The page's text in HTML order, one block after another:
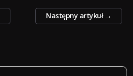
Następny artykuł →